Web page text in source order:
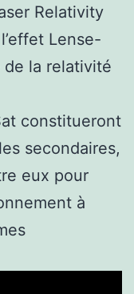
Relativity
Lense-
la relativité
constitueront
secondaires,
eux pour
à